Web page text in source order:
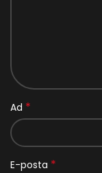
Ad *
E-posta *